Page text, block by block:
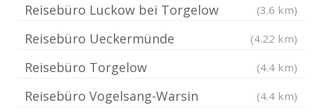
Reisebüro Luckow bei Torgelow (3.6 km)
Reisebüro Ueckermünde (4.22 km)
Reisebüro Torgelow (4.4 km)
Reisebüro Vogelsang-Warsin (4.4 km)